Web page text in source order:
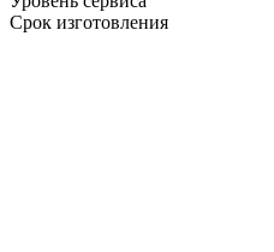
Срок изготовления